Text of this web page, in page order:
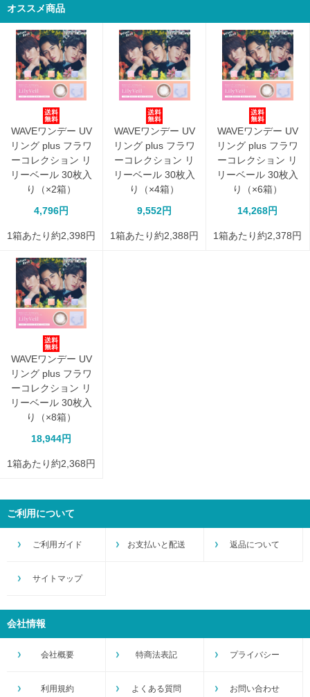
オススメ商品
WAVEワンデー UV
リング plus フラワ
ーコレクション リ
リーベール 30枚入
り（×2箱）
4,796円
1箱あたり約2,398円
WAVEワンデー UV
リング plus フラワ
ーコレクション リ
リーベール 30枚入
り（×4箱）
9,552円
1箱あたり約2,388円
WAVEワンデー UV
リング plus フラワ
ーコレクション リ
リーベール 30枚入
り（×6箱）
14,268円
1箱あたり約2,378円
WAVEワンデー UV
リング plus フラワ
ーコレクション リ
リーベール 30枚入
り（×8箱）
18,944円
1箱あたり約2,368円
ご利用について
ご利用ガイド お支払いと配送 返品について
サイトマップ
会社情報
会社概要 特商法表記 プライバシー
利用規約 よくある質問 お問い合わせ